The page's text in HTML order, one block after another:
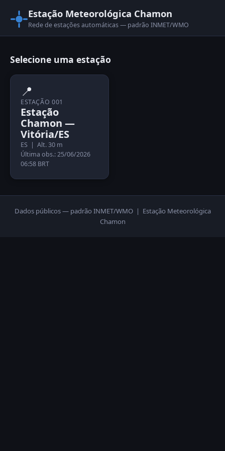
Estação Meteorológica Chamon
Rede de estações automáticas — padrão INMET/WMO
Selecione uma estação
📍
ESTAÇÃO 001
Estação
Chamon —
Vitória/ES
ES | Alt. 30 m
Última obs.: 25/06/2026
06:58 BRT
Dados públicos — padrão INMET/WMO | Estação Meteorológica
Chamon